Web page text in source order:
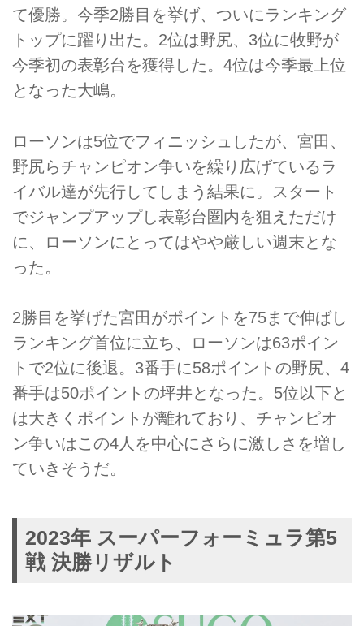
て優勝。今季2勝目を挙げ、ついにランキング
トップに躍り出た。2位は野尻、3位に牧野が
今季初の表彰台を獲得した。4位は今季最上位
となった大嶋。
ローソンは5位でフィニッシュしたが、宮田、
野尻らチャンピオン争いを繰り広げているラ
イバル達が先行してしまう結果に。スタート
でジャンプアップし表彰台圏内を狙えただけ
に、ローソンにとってはやや厳しい週末とな
った。
2勝目を挙げた宮田がポイントを75まで伸ばし
ランキング首位に立ち、ローソンは63ポイン
トで2位に後退。3番手に58ポイントの野尻、4
番手は50ポイントの坪井となった。5位以下と
は大きくポイントが離れており、チャンピオ
ン争いはこの4人を中心にさらに激しさを増し
ていきそうだ。
2023年 スーパーフォーミュラ第5
戦 決勝リザルト